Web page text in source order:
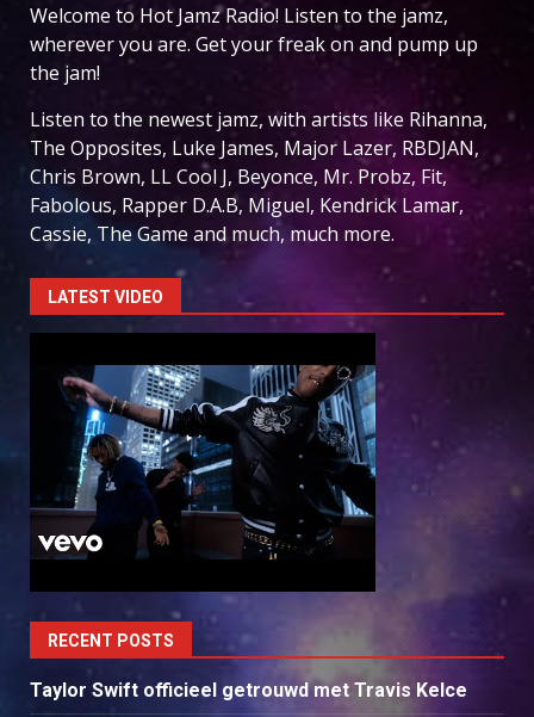
Welcome to Hot Jamz Radio! Listen to the jamz,
wherever you are. Get your freak on and pump up
the jam!
Listen to the newest jamz, with artists like Rihanna,
The Opposites, Luke James, Major Lazer, RBDJAN,
Chris Brown, LL Cool J, Beyonce, Mr. Probz, Fit,
Fabolous, Rapper D.A.B, Miguel, Kendrick Lamar,
Cassie, The Game and much, much more.
LATEST VIDEO
RECENT POSTS
Taylor Swift officieel getrouwd met Travis Kelce